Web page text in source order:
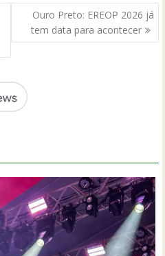
Ouro Preto: EREOP 2026 já
tem data para acontecer